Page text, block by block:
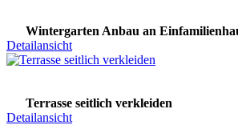
Wintergarten Anbau an
Detailansicht
Terrasse seitlich verkleiden
Detailansicht